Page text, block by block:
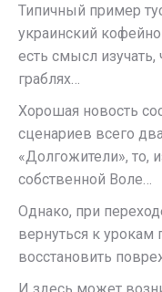
Типичный пример
украинский
есть смысл изучать,
граблях…
Хорошая новость
сценариев всего
«Долгожители», то,
собственной Воле…
Однако, при
вернуться к урокам
восстановить